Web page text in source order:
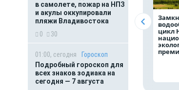
в самолете, пожар на НПЗ
и акулы оккупировали
пляжи Владивостока
0
30
01:00, сегодня
Гороскоп
Подробный гороскоп для
всех знаков зодиака на
сегодня — 7 августа
цикл